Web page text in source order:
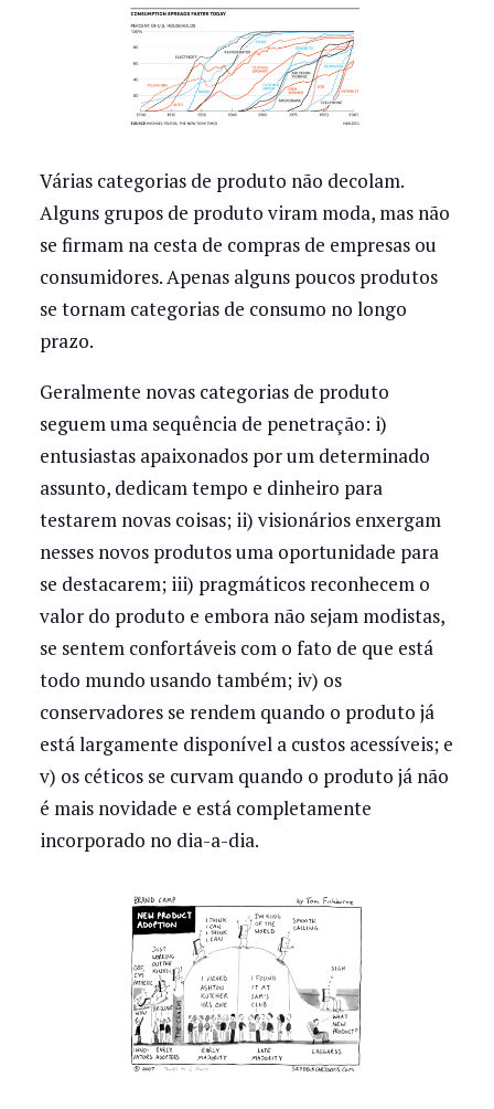
Várias categorias de produto não decolam.
Alguns grupos de produto viram moda, mas não
se firmam na cesta de compras de empresas ou
consumidores. Apenas alguns poucos produtos
se tornam categorias de consumo no longo
prazo.
Geralmente novas categorias de produto
seguem uma sequência de penetração: i)
entusiastas apaixonados por um determinado
assunto, dedicam tempo e dinheiro para
testarem novas coisas; ii) visionários enxergam
nesses novos produtos uma oportunidade para
se destacarem; iii) pragmáticos reconhecem o
valor do produto e embora não sejam modistas,
se sentem confortáveis com o fato de que está
todo mundo usando também; iv) os
conservadores se rendem quando o produto já
está largamente disponível a custos acessíveis; e
v) os céticos se curvam quando o produto já não
é mais novidade e está completamente
incorporado no dia-a-dia.